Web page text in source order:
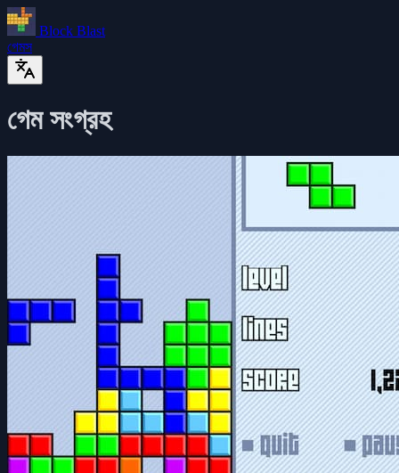
Block Blast
গেমস
গেম সংগ্রহ